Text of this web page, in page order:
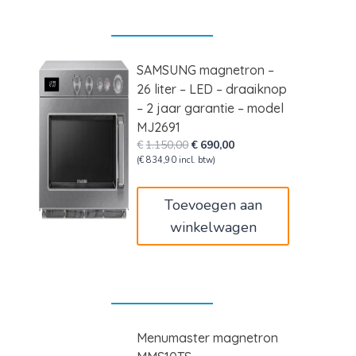
SAMSUNG magnetron –
26 liter – LED – draaiknop
– 2 jaar garantie – model
MJ2691
€1.150,00Oorspronkelijke
prijs
€ 690,00Huidige
(€ 834,90 incl. btw)
Toevoegen aan
winkelwagen
Menumaster magnetron